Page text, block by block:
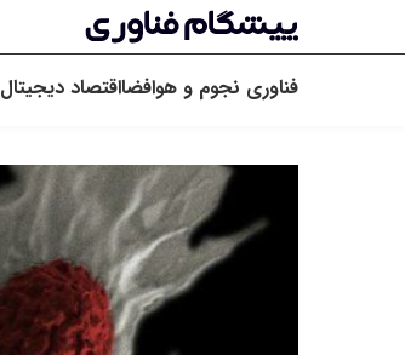
فناوری نجوم و هوافضااقتصاد دیجیتال